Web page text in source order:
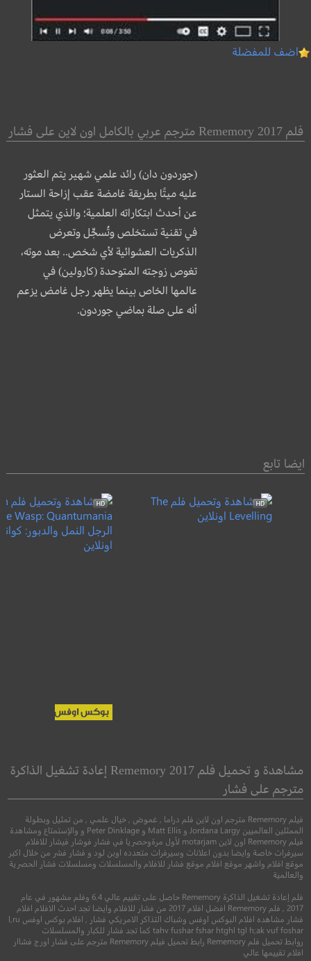
اضف للمفضلة
فلم Rememory 2017 مترجم عربي بالكامل اون لاين على فشار
(جوردون دان) رائد علمي شهير يتم العثور
عليه ميتًا بطريقة غامضة عقب إزاحة الستار
عن أحدث ابتكاراته العلمية؛ والذي يتمثل
في تقنية تستخلص وتُسجِّل وتعرض
الذكريات العشوائية لأي شخص.. بعد موته،
تغوص زوجته المتوحدة (كارولين) في
عالمها الخاص بينما يظهر رجل غامض يزعم
أنه على صلة بماضي جوردون.
ايضا تابع
6.3
الرجل النمل
كوانتومانيا
اكشن● مغامرة
مشاهدة و تحميل فلم Rememory 2017 إعادة تشغيل الذاكرة
مترجم على فشار
فيلم Rememory مترجم اون لاين فلم دراما , غموض , خيال علمي , من تمثيل وبطولة
الممثلين العالميين Jordana Largy و Matt Ellis و Peter Dinklage و والإستمتاع ومشاهدة
فيلم Rememory اون لاين motarjam لأول مرةوحصريا في فشار فوشار فيشار للافلام
سيرفرات خاصة وايضا بدون اعلانات وسيرفرات متعدده اوبن لود و فشار فشر من خلال اكبر
موقع افلام واشهر موقع افلام موقع فشار للافلام والمسلسلات ومسلسلات فشار الحصرية
والعالمية
فلم إعادة تشغيل الذاكرة Rememory حاصل على تقييم عالي 6.4 وفلم مشهور في عام
2017 , فلم Rememory افضل افلام 2017 من فشار للافلام وايضا تجد احدث الافلام افلام
فشار مشاهده افلام البوكس اوفس وشباك التذاكر الامريكي فشار , افلام بوكس اوفس l,ru
tahv fushar fshar htghl tgl h;ak vuf foshar كما تجد فشار للكبار والمسلسلات
روابط تحميل فلم Rememory رابط تحميل فيلم Rememory مترجم على فشار اورج فشاار
افلام تقييمها عالي